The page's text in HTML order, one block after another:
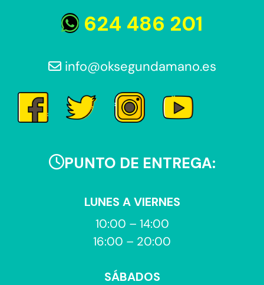
624 486 201
info@oksegundamano.es
PUNTO DE ENTREGA:
LUNES A VIERNES
10:00 – 14:00
16:00 – 20:00
SÁBADOS